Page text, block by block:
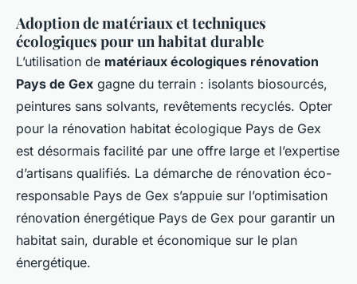
Adoption de matériaux et techniques
écologiques pour un habitat durable
L’utilisation de matériaux écologiques rénovation
Pays de Gex gagne du terrain : isolants biosourcés,
peintures sans solvants, revêtements recyclés. Opter
pour la rénovation habitat écologique Pays de Gex
est désormais facilité par une offre large et l’expertise
d’artisans qualifiés. La démarche de rénovation éco-
responsable Pays de Gex s’appuie sur l’optimisation
rénovation énergétique Pays de Gex pour garantir un
habitat sain, durable et économique sur le plan
énergétique.